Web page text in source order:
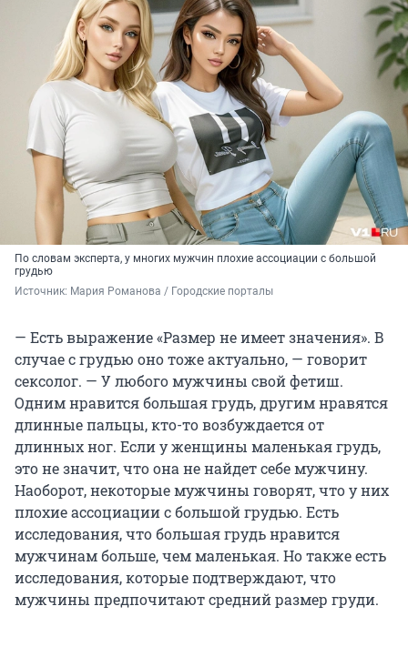
По словам эксперта, у многих мужчин плохие ассоциации с большой
грудью
Источник: Мария Романова / Городские порталы
— Есть выражение «Размер не имеет значения». В
случае с грудью оно тоже актуально, — говорит
сексолог. — У любого мужчины свой фетиш.
Одним нравится большая грудь, другим нравятся
длинные пальцы, кто-то возбуждается от
длинных ног. Если у женщины маленькая грудь,
это не значит, что она не найдет себе мужчину.
Наоборот, некоторые мужчины говорят, что у них
плохие ассоциации с большой грудью. Есть
исследования, что большая грудь нравится
мужчинам больше, чем маленькая. Но также есть
исследования, которые подтверждают, что
мужчины предпочитают средний размер груди.